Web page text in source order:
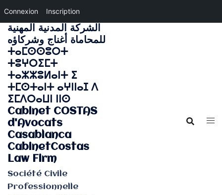
Connexion Inscription
Aller
au
contenu
الشركة المدنية المهنية
للمحاماة أغناج وشركاؤه
ⵜⴰⵎⵙⵙⵓⵔⵜ
ⵜⵓⵖⵔⵉⵎⵜ
ⵜⴰⵣⵣⵓⵍⴰⵏⵜ ⵉ
ⵜⵎⵙⵜⴰⵏⵜ ⴰⵖⵏⵏⴰⵊ ⴷ
ⵉⵎⴷⵔⴰⵡⵏ ⵏⵏⵙ
Cabinet COSTAS
d'Avocats
Casablanca
CabinetCostas
Law Firm
Société Civile
Professionnelle